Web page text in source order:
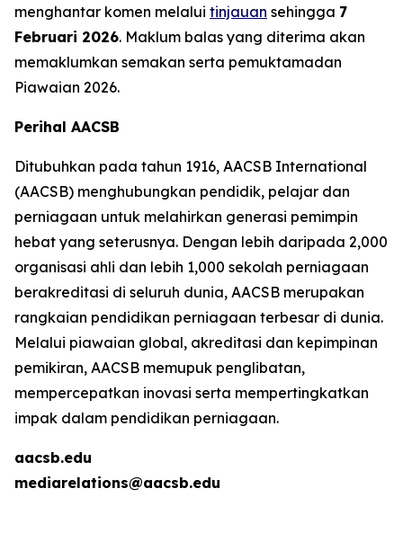
menghantar komen melalui tinjauan sehingga 7
Februari 2026. Maklum balas yang diterima akan
memaklumkan semakan serta pemuktamadan
Piawaian 2026.
Perihal AACSB
Ditubuhkan pada tahun 1916, AACSB International
(AACSB) menghubungkan pendidik, pelajar dan
perniagaan untuk melahirkan generasi pemimpin
hebat yang seterusnya. Dengan lebih daripada 2,000
organisasi ahli dan lebih 1,000 sekolah perniagaan
berakreditasi di seluruh dunia, AACSB merupakan
rangkaian pendidikan perniagaan terbesar di dunia.
Melalui piawaian global, akreditasi dan kepimpinan
pemikiran, AACSB memupuk penglibatan,
mempercepatkan inovasi serta mempertingkatkan
impak dalam pendidikan perniagaan.
aacsb.edu
mediarelations@aacsb.edu